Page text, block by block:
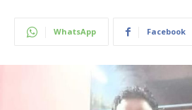
WhatsApp Facebook